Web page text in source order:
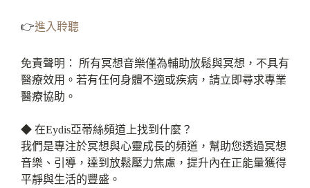
👉進入聆聽
免責聲明： 所有冥想音樂僅為輔助放鬆與冥想，不具有
醫療效用。若有任何身體不適或疾病，請立即尋求專業
醫療協助。
◆ 在Eydis亞蒂絲頻道上找到什麼？
我們是專注於冥想與心靈成長的頻道，幫助您透過冥想
音樂、引導，達到放鬆壓力焦慮，提升內在正能量獲得
平靜與生活的豐盛。